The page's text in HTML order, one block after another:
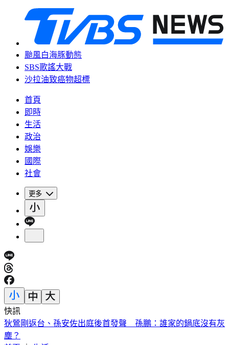
颱風白海豚動態
SBS歌謠大戰
沙拉油致癌物超標
首頁
即時
生活
政治
娛樂
國際
社會
更多
快訊
退休軍公教月退金傳加碼近6％ 行政院：最晚10月與立院溝
通